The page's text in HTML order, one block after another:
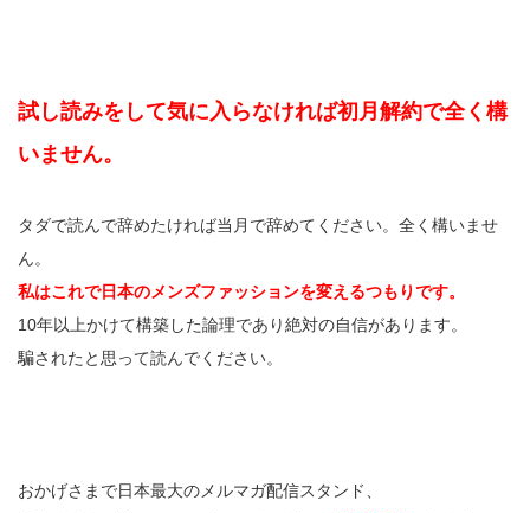
試し読みをして気に入らなければ初月解約で全く構
いません。
タダで読んで辞めたければ当月で辞めてください。全く構いませ
ん。
私はこれで日本のメンズファッションを変えるつもりです。
10年以上かけて構築した論理であり絶対の自信があります。
騙されたと思って読んでください。
おかげさまで日本最大のメルマガ配信スタンド、